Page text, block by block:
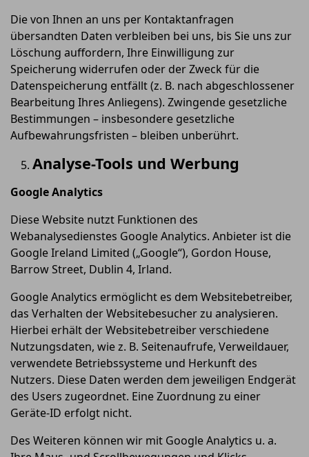
Die von Ihnen an uns per Kontaktanfragen
übersandten Daten verbleiben bei uns, bis Sie uns zur
Löschung auffordern, Ihre Einwilligung zur
Speicherung widerrufen oder der Zweck für die
Datenspeicherung entfällt (z. B. nach abgeschlossener
Bearbeitung Ihres Anliegens). Zwingende gesetzliche
Bestimmungen – insbesondere gesetzliche
Aufbewahrungsfristen – bleiben unberührt.
Analyse-Tools und Werbung
Google Analytics
Diese Website nutzt Funktionen des
Webanalysedienstes Google Analytics. Anbieter ist die
Google Ireland Limited („Google“), Gordon House,
Barrow Street, Dublin 4, Irland.
Google Analytics ermöglicht es dem Websitebetreiber,
das Verhalten der Websitebesucher zu analysieren.
Hierbei erhält der Websitebetreiber verschiedene
Nutzungsdaten, wie z. B. Seitenaufrufe, Verweildauer,
verwendete Betriebssysteme und Herkunft des
Nutzers. Diese Daten werden dem jeweiligen Endgerät
des Users zugeordnet. Eine Zuordnung zu einer
Geräte-ID erfolgt nicht.
Des Weiteren können wir mit Google Analytics u. a.